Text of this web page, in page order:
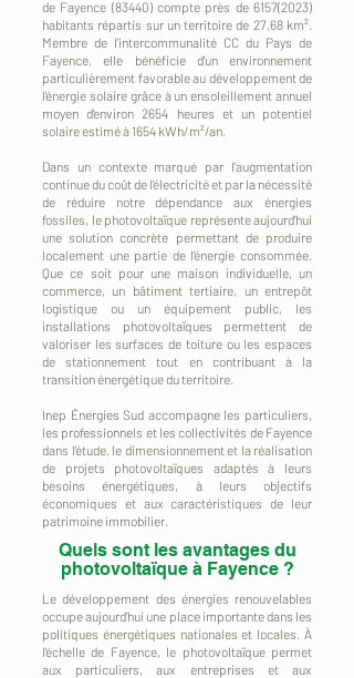
de Fayence (83440) compte près de 6157(2023)
habitants répartis sur un territoire de 27,68 km².
Membre de l'intercommunalité CC du Pays de
Fayence, elle bénéficie d'un environnement
particulièrement favorable au développement de
l'énergie solaire grâce à un ensoleillement annuel
moyen d'environ 2654 heures et un potentiel
solaire estimé à 1654 kWh/m²/an.
Dans un contexte marqué par l'augmentation
continue du coût de l'électricité et par la nécessité
de réduire notre dépendance aux énergies
fossiles, le photovoltaïque représente aujourd'hui
une solution concrète permettant de produire
localement une partie de l'énergie consommée.
Que ce soit pour une maison individuelle, un
commerce, un bâtiment tertiaire, un entrepôt
logistique ou un équipement public, les
installations photovoltaïques permettent de
valoriser les surfaces de toiture ou les espaces
de stationnement tout en contribuant à la
transition énergétique du territoire.
Inep Énergies Sud accompagne les particuliers,
les professionnels et les collectivités de Fayence
dans l'étude, le dimensionnement et la réalisation
de projets photovoltaïques adaptés à leurs
besoins énergétiques, à leurs objectifs
économiques et aux caractéristiques de leur
patrimoine immobilier.
Quels sont les avantages du
photovoltaïque à Fayence ?
Le développement des énergies renouvelables
occupe aujourd'hui une place importante dans les
politiques énergétiques nationales et locales. À
l'échelle de Fayence, le photovoltaïque permet
aux particuliers, aux entreprises et aux